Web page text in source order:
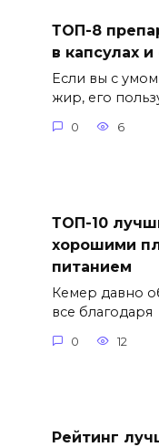
ТОП-8
в капсулах
Если вы с
жир, его
0 6
ТОП-10
хорошими
питанием
Кемер давно
все благодаря
0 12
Рейтинг